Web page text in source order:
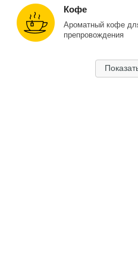
Кофе
Ароматный кофе
препровождения